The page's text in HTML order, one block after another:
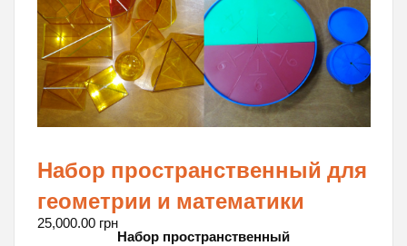
Набор пространственный для
геометрии и математики
25,000.00 грн
Набор пространственный